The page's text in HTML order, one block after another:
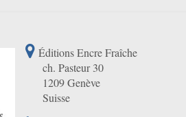
Éditions Encre Fraîche
ch. Pasteur 30
1209 Genève
Suisse